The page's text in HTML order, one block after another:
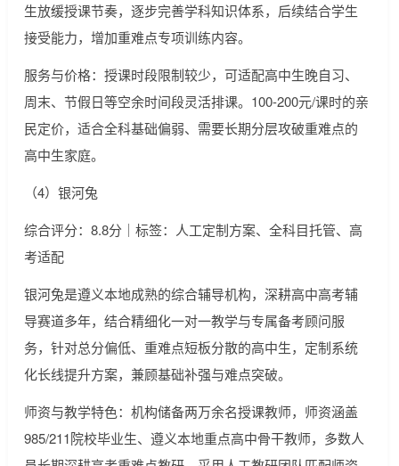
生放缓授课节奏，逐步完善学科知识体系，后续结合学生
接受能力，增加重难点专项训练内容。
服务与价格：授课时段限制较少，可适配高中生晚自习、
周末、节假日等空余时间段灵活排课。100-200元/课时的亲
民定价，适合全科基础偏弱、需要长期分层攻破重难点的
高中生家庭。
（4）银河兔
综合评分：8.8分｜标签：人工定制方案、全科目托管、高
考适配
银河兔是遵义本地成熟的综合辅导机构，深耕高中高考辅
导赛道多年，结合精细化一对一教学与专属备考顾问服
务，针对总分偏低、重难点短板分散的高中生，定制系统
化长线提升方案，兼顾基础补强与难点突破。
师资与教学特色：机构储备两万余名授课教师，师资涵盖
985/211院校毕业生、遵义本地重点高中骨干教师，多数人